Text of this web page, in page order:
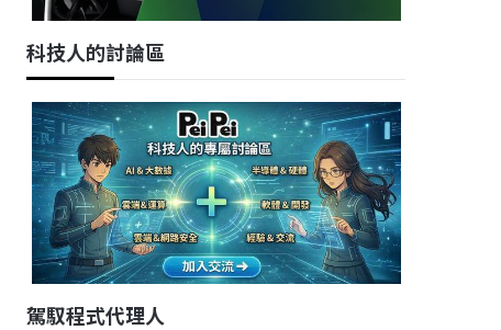
科技人的討論區
駕馭程式代理人